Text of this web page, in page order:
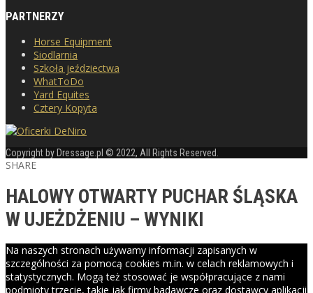
PARTNERZY
Horse Equipment
Siodlarnia
Szkoła jeździectwa
WhatToDo
Yard Equites
Cztery Kopyta
Copyright by Dressage.pl © 2022, All Rights Reserved.
SHARE
HALOWY OTWARTY PUCHAR ŚLĄSKA
W UJEŻDŻENIU – WYNIKI
Na naszych stronach używamy informacji zapisanych w
szczególności za pomocą cookies m.in. w celach reklamowych i
statystycznych. Mogą też stosować je współpracujące z nami
podmioty trzecie, takie jak firmy badawcze oraz dostawcy aplikacji